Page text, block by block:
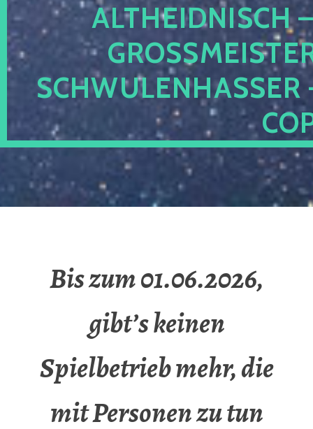
ALTHEIDNISCH
CHWULENHASSER
Bis zum 01.06.2026,
gibt’s keinen
Spielbetrieb mehr, die
mit Personen zu tun